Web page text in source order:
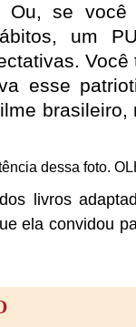
Ou, se você
um
esse
dessa foto.
livros
ela convidou